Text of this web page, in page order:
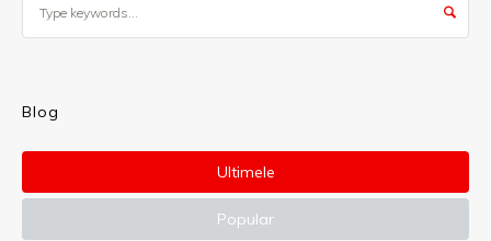
Blog
Ultimele
Popular